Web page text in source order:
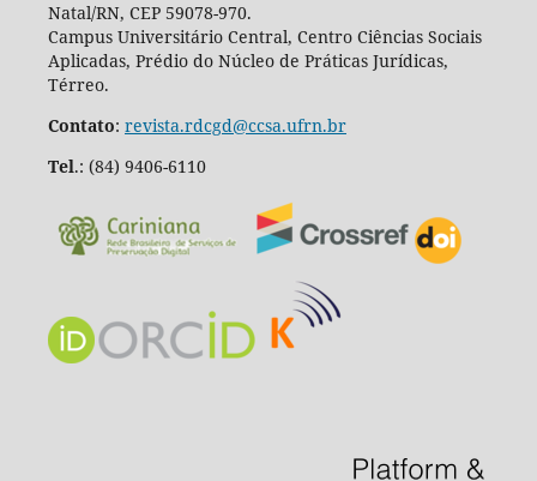
Natal/RN, CEP 59078-970.
Campus Universitário Central, Centro Ciências Sociais
Aplicadas, Prédio do Núcleo de Práticas Jurídicas,
Térreo.
Contato: revista.rdcgd@ccsa.ufrn.br
Tel.: (84) 9406-6110